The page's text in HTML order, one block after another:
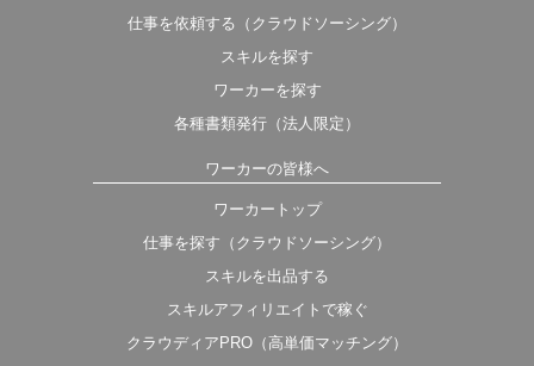
仕事を依頼する（クラウドソーシング）
スキルを探す
ワーカーを探す
各種書類発行（法人限定）
ワーカーの皆様へ
ワーカートップ
仕事を探す（クラウドソーシング）
スキルを出品する
スキルアフィリエイトで稼ぐ
クラウディアPRO（高単価マッチング）